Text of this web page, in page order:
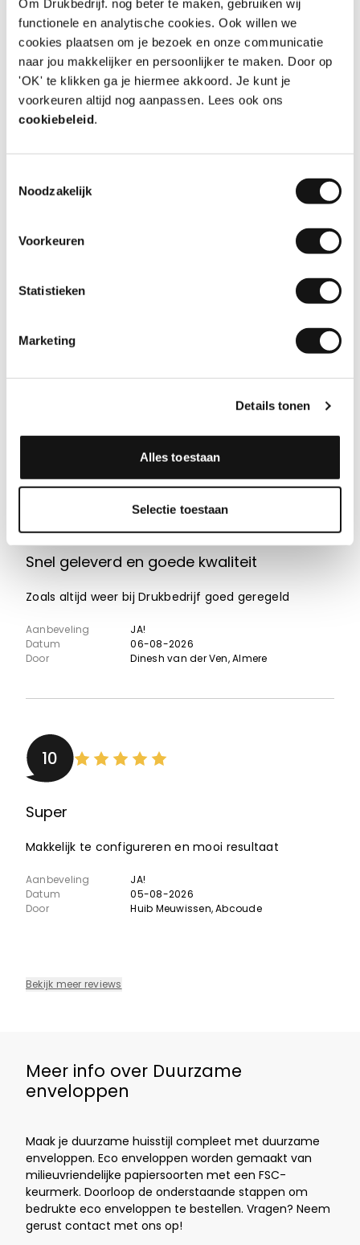
Om Drukbedrijf. nog beter te maken, gebruiken wij
functionele en analytische cookies. Ook willen we
cookies plaatsen om je bezoek en onze communicatie
naar jou makkelijker en persoonlijker te maken. Door op
'OK' te klikken ga je hiermee akkoord. Je kunt je
voorkeuren altijd nog aanpassen. Lees ook ons
cookiebeleid.
Noodzakelijk
Voorkeuren
Statistieken
Marketing
Details tonen
Alles toestaan
Selectie toestaan
Top
Snel en volgens afspraak geleverd. Puike kwaliteit.
Aanrader.
Door
Jack, Leiden
Mooie kwaliteit, goede service, snelle levering!
Aanbeveling
JA!
, Amsterdam
Snel geleverd en goede kwaliteit
Zoals altijd weer bij Drukbedrijf goed geregeld
Aanbeveling
JA!
Datum
06-08-2026
Door
Dinesh van der Ven, Almere
10
Super
Makkelijk te configureren en mooi resultaat
Aanbeveling
JA!
Datum
05-08-2026
Door
Huib Meuwissen, Abcoude
Bekijk meer reviews
Meer info over Duurzame
enveloppen
Maak je duurzame huisstijl compleet met duurzame
enveloppen. Eco enveloppen worden gemaakt van
milieuvriendelijke papiersoorten met een FSC-
keurmerk. Doorloop de onderstaande stappen om
bedrukte eco enveloppen te bestellen. Vragen? Neem
gerust contact met ons op!